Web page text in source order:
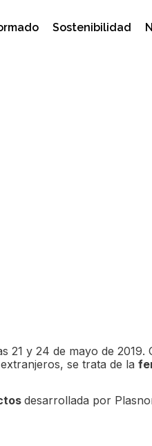
Sostenibilidad
21 y 24 de mayo de 2019.
se trata de la
desarrollada por